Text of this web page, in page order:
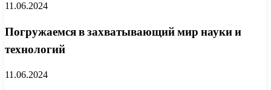
11.06.2024
Погружаемся в захватывающий мир науки и
технологий
11.06.2024